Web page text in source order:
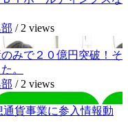
/ 2 views
みで２０億円突破！そ
。
/ 2 views
貨事業に参入情報動